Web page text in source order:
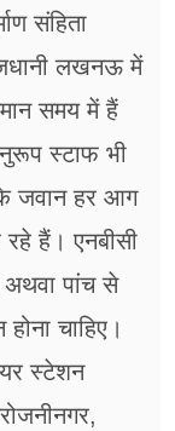
संहिता
लखनऊ में
समय में हैं
स्टाफ भी
जवान हर आग
हैं। एनबीसी
पांच से
चाहिए।
स्टेशन